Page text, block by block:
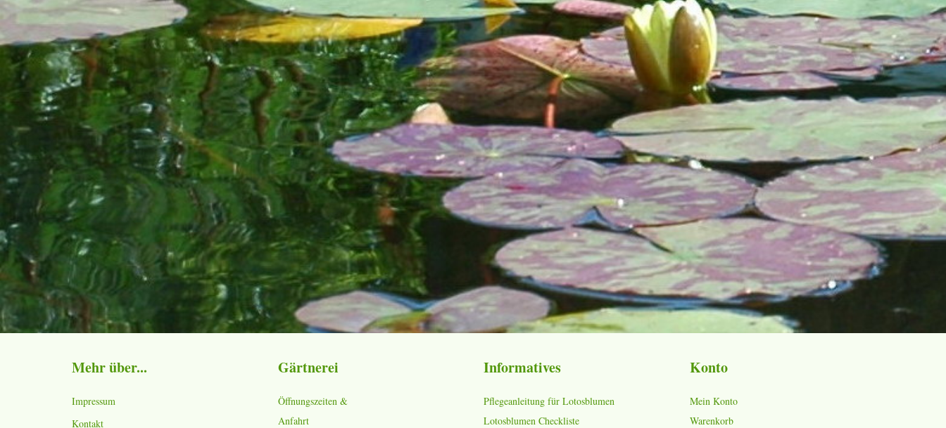
Mehr über...
Impressum
Kontakt
Gärtnerei
Öffnungszeiten &
Anfahrt
Informatives
Pflegeanleitung für Lotosblumen
Lotosblumen Checkliste
Konto
Mein Konto
Warenkorb